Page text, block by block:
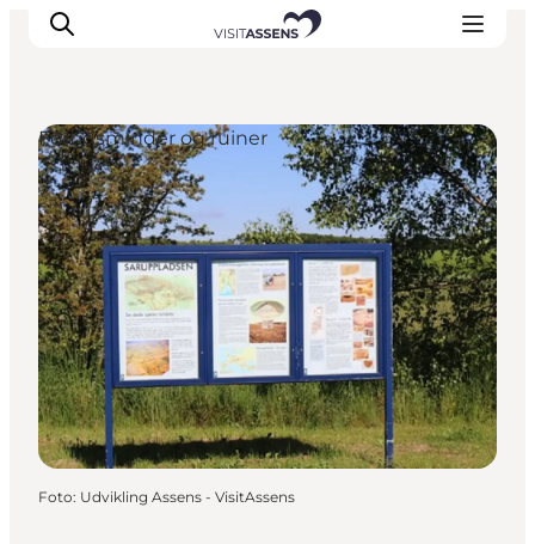
Overnatning
Oplevelser
Spis & drik
Det sker
Åbningstider
Fortidsminder og ruiner
Foto: Udvikling Assens - VisitAssens